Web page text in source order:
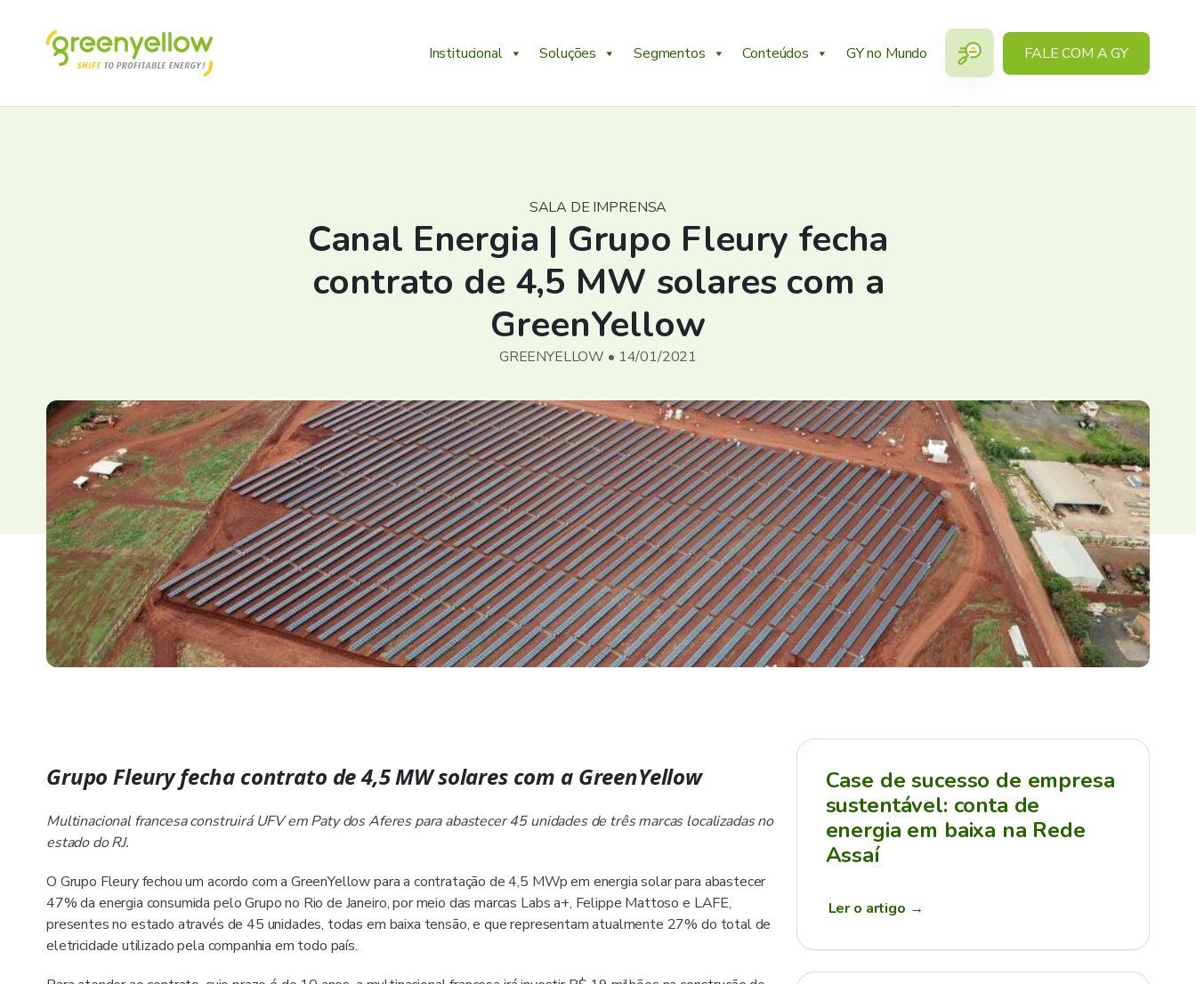
Institucional Soluções Segmentos Conteúdos GY no Mundo FALE COM A GY
SALA DE IMPRENSA
Canal Energia | Grupo Fleury fecha
contrato de 4,5 MW solares com a
GreenYellow
GREENYELLOW • 14/01/2021
Grupo Fleury fecha contrato de 4,5 MW solares com a GreenYellow
Multinacional francesa construirá UFV em Paty dos Aferes para abastecer 45 unidades de três marcas localizadas no
estado do RJ.
O Grupo Fleury fechou um acordo com a GreenYellow para a contratação de 4,5 MWp em energia solar para abastecer
47% da energia consumida pelo Grupo no Rio de Janeiro, por meio das marcas Labs a+, Felippe Mattoso e LAFE,
presentes no estado através de 45 unidades, todas em baixa tensão, e que representam atualmente 27% do total de
eletricidade utilizado pela companhia em todo país.
Case de sucesso de empresa
sustentável: conta de
energia em baixa na Rede
Assaí
Ler o artigo →